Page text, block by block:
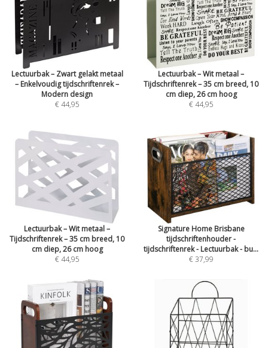
Lectuurbak – Zwart gelakt metaal
– Enkelvoudig tijdschriftenrek –
Modern design
€ 44,95
Lectuurbak – Wit metaal –
Tijdschriftenrek – 35 cm breed, 10
cm diep, 26 cm hoog
€ 44,95
Lectuurbak – Wit metaal –
Tijdschriftenrek – 35 cm breed, 10
cm diep, 26 cm hoog
€ 44,95
Signature Home Brisbane
tijdschriftenhouder -
tijdschriftenrek - Lectuurbak - bu...
€ 37,99